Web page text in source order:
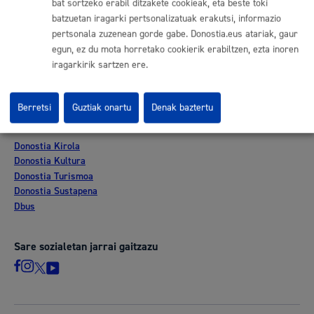
Lan eskaintza
Kontratatzailaren profila
Egoitza elektronikoa
Mapak - GeoDonostia
Prentsa aretoa
Beste webgune korporatibo batzuk
Donostia Kirola
Donostia Kultura
Donostia Turismoa
Donostia Sustapena
Dbus
Sare sozialetan jarrai gaitzazu
bat sortzeko erabil ditzakete cookieak, eta beste toki
batzuetan iragarki pertsonalizatuak erakutsi, informazio
pertsonala zuzenean gorde gabe. Donostia.eus atariak, gaur
egun, ez du mota horretako cookierik erabiltzen, ezta inoren
iragarkirik sartzen ere.
Denak baztertu
Berretsi Guztiak onartu